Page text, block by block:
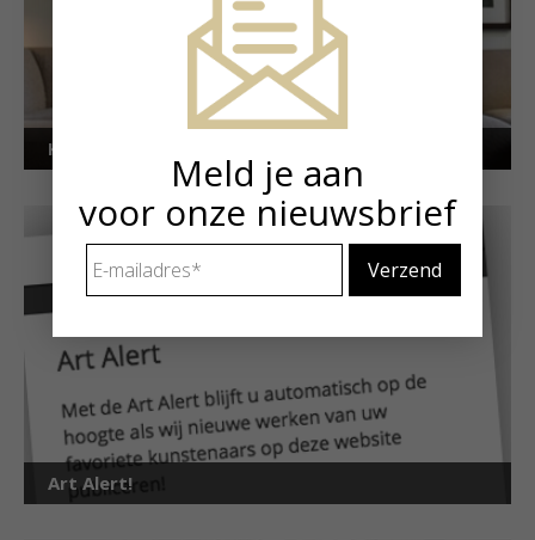
Kunstuitleen voor particulieren
Art Alert!
Meld je aan
voor onze nieuwsbrief
mailadres *